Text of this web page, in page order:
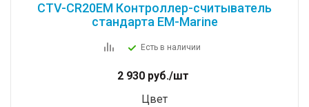
CTV-CR20EM Контроллер-считыватель
стандарта EM-Marine
Есть в наличии
2 930 руб./шт
Цвет